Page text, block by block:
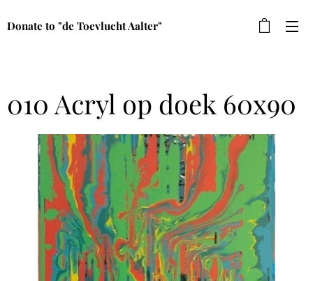
Donate to "de Toevlucht Aalter"
010 Acryl op doek 60x90